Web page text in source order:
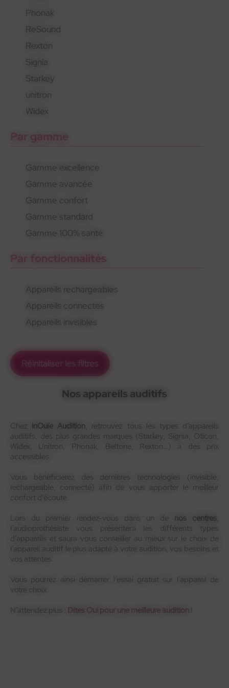
Phonak
ReSound
Rexton
Signia
Starkey
unitron
Widex
Par gamme
Gamme excellence
Gamme avancée
Gamme confort
Gamme standard
Gamme 100% santé
Par fonctionnalités
Appareils rechargeables
Appareils connectés
Appareils invisibles
Réinitaliser les filtres
Nos appareils auditifs
Chez InOuïe Audition, retrouvez tous les types d’appareils
auditifs, des plus grandes marques (Starkey, Signia, Oticon,
Widex, Unitron, Phonak, Beltone, Rexton…) à des prix
accessibles.
Vous bénéficierez des dernières technologies (invisible,
rechargeable, connecté) afin de vous apporter le meilleur
confort d’écoute.
Lors du premier rendez-vous dans un de nos centres,
l’audioprothésiste vous présentera les différents types
d’appareils et saura vous conseiller au mieux sur le choix de
l’appareil auditif le plus adapté à votre audition, vos besoins et
vos attentes.
Vous pourrez ainsi démarrer l’essai gratuit sur l’appareil de
votre choix.
N’attendez plus :
Dites Oui pour une meilleure audition !